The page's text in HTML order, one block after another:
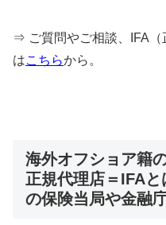
⇒ ご質問やご相談、IFA（
はこちらから。
海外オフショア籍
正規代理店＝IFA
の保険当局や金融